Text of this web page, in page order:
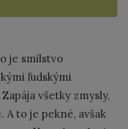
je smilstvo
ľudskými
všetky zmysly,
A to je pekné, avšak